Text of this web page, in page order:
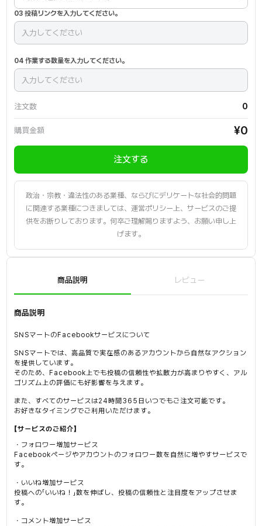
商品説明 レビュー
商品説明
SNSマートのFacebookサービスについて
SNSマートでは、高品質で実在感のあるアカウントから自然なアクション
を提供しています。
そのため、Facebook上でも投稿の信頼性や拡散力が高まりやすく、アル
ゴリズム上の評価にも好影響を与えます。
また、すべてのサービスは24時間365日いつでもご注文可能です。
お好きなタイミングでご利用いただけます。
【サービスのご紹介】
・フォロワー増加サービス
Facebookページやアカウントのフォロワー数を自然に増やすサービスで
す。
・いいね増加サービス
投稿への「いいね！」数を伸ばし、投稿の信頼性と注目度をアップさせま
す。
・コメント増加サービス
03 投稿リンクを入力してください。
04 作業する数量を入力してください。
注文数 0
購買金額
注文する
政治・宗教・違法性のある業種、ならびにデリケートな社会的問題
に関連する業種につきましては、運営ポリシー上、サービスのご提
供をお断りしております。何卒ご理解賜りますよう、お願い申し上
げます。